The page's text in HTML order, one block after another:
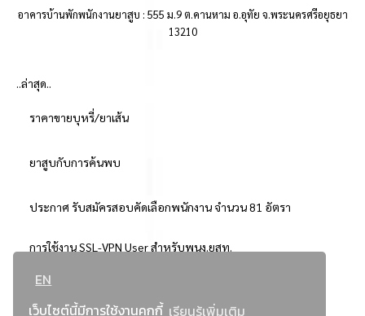
EN
เว็บไซต์นี้มีการใช้งานคุกกี้ เรียนรู้เพิ่มเติม
อาคารบ้านพักพนักงานยาสูบ : 555 ม.9 ต.คานหาม อ.อุทัย จ.พระนครศรีอยุธยา
13210
..ล่าสุด..
ราคาขายบุหรี่/ยาเส้น
ยาสูบกับการค้นพบ
ประกาศ รับสมัครสอบคัดเลือกพนักงาน จำนวน 81 อัตรา
การใช้งาน SSL-VPN User สำหรับพนง.ยสท.
..ยอดนิยม..